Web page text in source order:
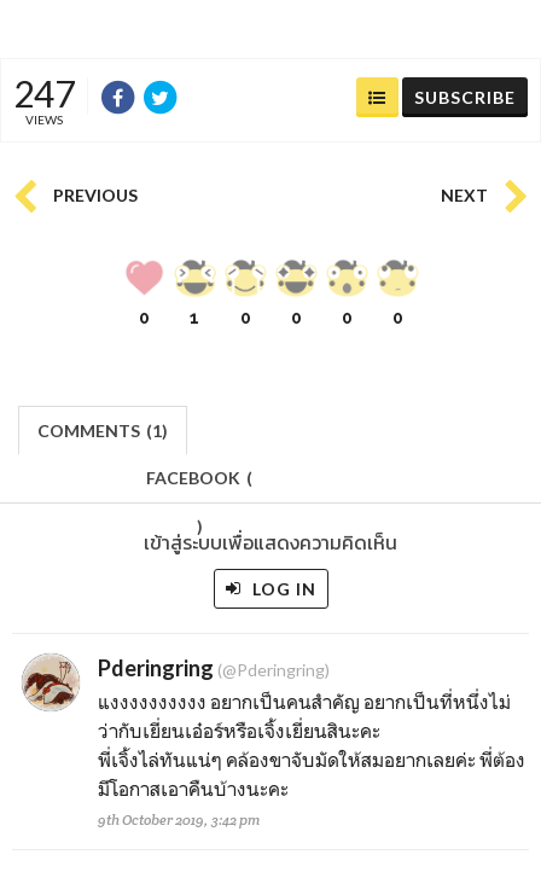
247
VIEWS
SUBSCRIBE
PREVIOUS NEXT
0 1 0 0 0 0
COMMENTS (1)
FACEBOOK (
)
เข้าสู่ระบบเพื่อแสดงความคิดเห็น
LOG IN
Pderingring (@Pderingring)
แงงงงงงงงงง อยากเป็นคนสำคัญ อยากเป็นที่หนึ่งไม่
ว่ากับเยี่ยนเอ๋อร์หรือเจิ้งเยี่ยนสินะคะ
พี่เจิ้งไล่ทันแน่ๆ คล้องขาจับมัดให้สมอยากเลยค่ะ พี่ต้อง
มีโอกาสเอาคืนบ้างนะคะ
9th October 2019, 3:42 pm